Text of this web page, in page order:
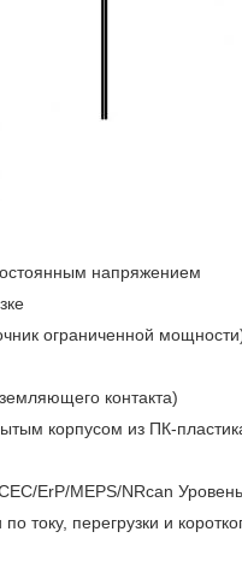
напряжением
ограниченной
контакта)
корпусом из ПК-
ErP/MEPS/NRcan
току, перегрузки и